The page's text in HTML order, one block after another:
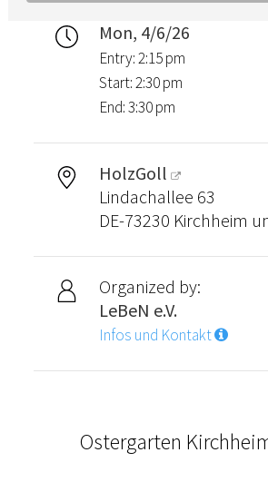
Mon, 4/6/26
Entry: 2:15 pm
Start: 2:30 pm
End: 3:30 pm
HolzGoll
Lindachallee 63
DE-73230 Kirchheim
Organized by:
LeBeN e.V.
Infos und Kontakt
Ostergarten